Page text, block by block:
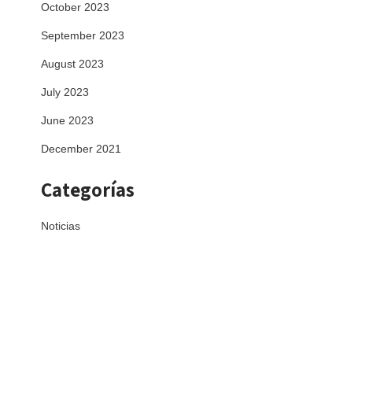
October 2023
September 2023
August 2023
July 2023
June 2023
December 2021
Categorías
Noticias